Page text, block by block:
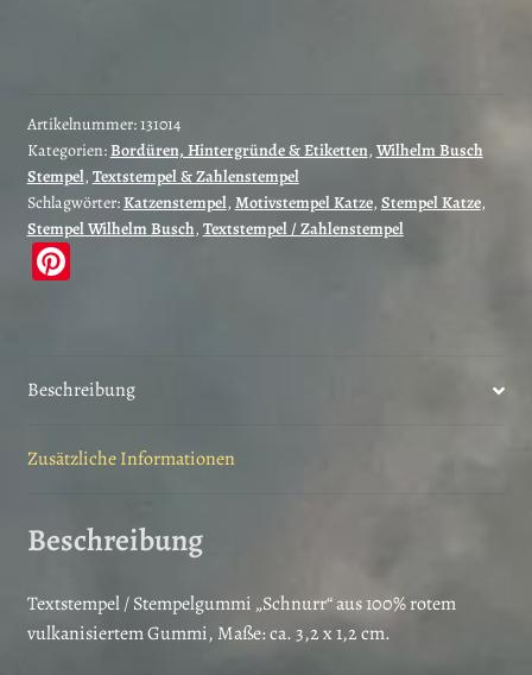
Artikelnummer:131014
Kategorien:Bordüren, Hintergründe & Etiketten, Wilhelm Busch
Stempel, Textstempel & Zahlenstempel
Schlagwörter:Katzenstempel, Motivstempel Katze, Stempel Katze,
Stempel Wilhelm Busch, Textstempel / Zahlenstempel
Pi
es
Beschreibung
Zusätzliche Informationen
Beschreibung
Textstempel / Stempelgummi „Schnurr“ aus 100% rotem
vulkanisiertem Gummi, Maße: ca. 3,2 x 1,2 cm.